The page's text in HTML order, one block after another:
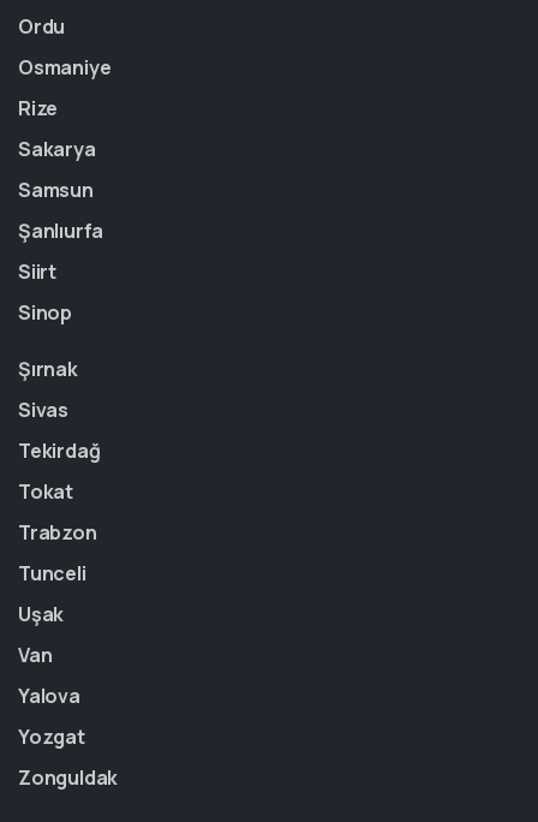
Ordu
Osmaniye
Rize
Sakarya
Samsun
Şanlıurfa
Siirt
Sinop
Şırnak
Sivas
Tekirdağ
Tokat
Trabzon
Tunceli
Uşak
Van
Yalova
Yozgat
Zonguldak